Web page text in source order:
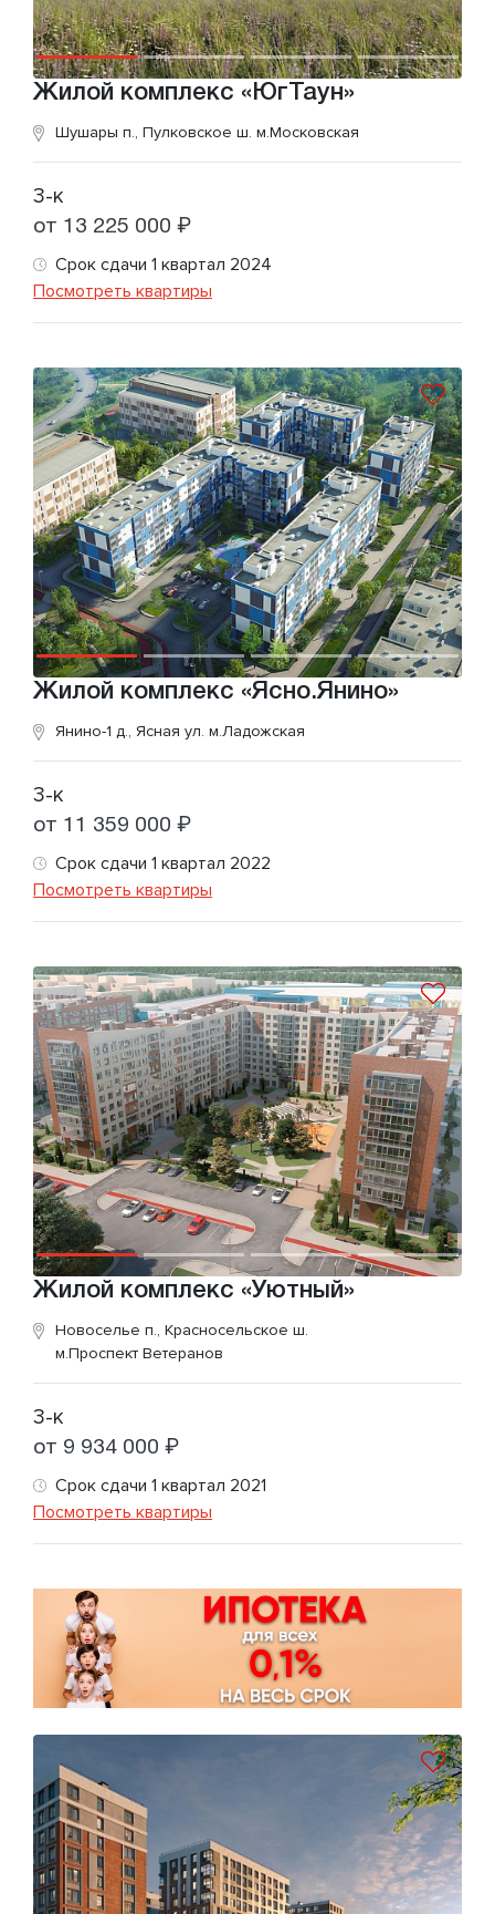
Жилой комплекс «ЮгТаун»
Шушары п., Пулковское ш. м.Московская
3-к
от 13 225 000 ₽
Срок сдачи 1 квартал 2024
Посмотреть квартиры
Жилой комплекс «Ясно.Янино»
Янино-1 д., Ясная ул. м.Ладожская
3-к
от 11 359 000 ₽
Срок сдачи 1 квартал 2022
Посмотреть квартиры
Жилой комплекс «Уютный»
Новоселье п., Красносельское ш.
м.Проспект Ветеранов
3-к
от 9 934 000 ₽
Срок сдачи 1 квартал 2021
Посмотреть квартиры